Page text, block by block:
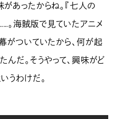
あったからね。『七人の
……。海賊版で見ていたアニメ
がついていたから、何が起
んだ。そうやって、興味がど
うわけだ。